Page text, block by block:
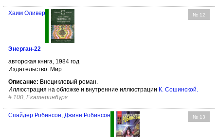
№ 12
Хаим Оливер
Энерган-22
авторская книга, 1984 год
Издательство: Мир
Описание: Внецикловый роман.
Иллюстрация на обложке и внутренние иллюстрации К. Сошинской.
# 100, Екатеринбург
№ 13
Спайдер Робинсон, Джинн Робинсон